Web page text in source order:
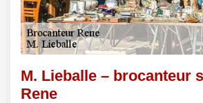
M. Lieballe – brocanteur
Rene